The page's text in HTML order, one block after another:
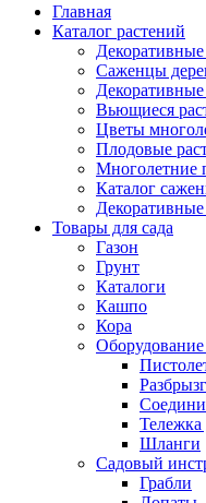
Главная
Каталог растений
Саженцы
Декоративные
Вьющиеся
Цветы
Плодовые
Многолетние
Каталог
Товары для сада
Газон
Грунт
Каталоги
Кашпо
Кора
Тележка
Шланги
Садовый
Грабли